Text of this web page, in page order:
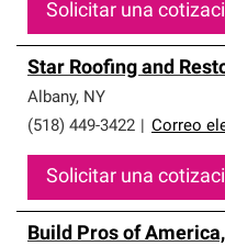
Solicitar una
Star Roofing and
Albany, NY
(518) 449-3422
Correo
Solicitar una
Build Pros of